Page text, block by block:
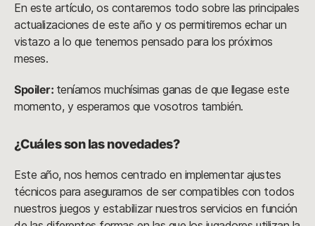
En este artículo, os contaremos todo sobre las principales
actualizaciones de este año y os permitiremos echar un
vistazo a lo que tenemos pensado para los próximos
meses.
Spoiler: teníamos muchísimas ganas de que llegase este
momento, y esperamos que vosotros también.
¿Cuáles son las novedades?
Este año, nos hemos centrado en implementar ajustes
técnicos para asegurarnos de ser compatibles con todos
nuestros juegos y estabilizar nuestros servicios en función